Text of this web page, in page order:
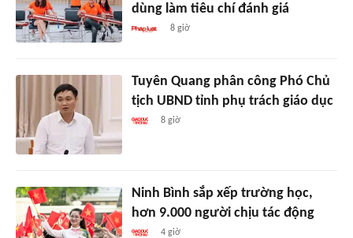
dùng làm tiêu chí đánh giá
8 giờ
Tuyên Quang phân công Phó Chủ
tịch UBND tỉnh phụ trách giáo dục
8 giờ
Ninh Bình sắp xếp trường học,
hơn 9.000 người chịu tác động
4 giờ